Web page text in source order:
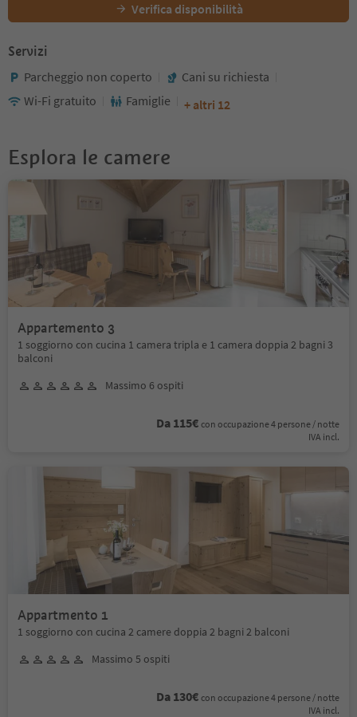
Verifica disponibilità
Servizi
Parcheggio non coperto
Cani su richiesta
Wi-Fi gratuito
Famiglie + altri 12
Esplora le camere
Appartemento 3
1 soggiorno con cucina 1 camera tripla e 1 camera doppia 2 bagni 3
balconi
Massimo 6 ospiti
Da 115€ con occupazione 4 persone / notte
IVA incl.
Appartmento 1
1 soggiorno con cucina 2 camere doppia 2 bagni 2 balconi
Massimo 5 ospiti
Da 130€ con occupazione 4 persone / notte
IVA incl.